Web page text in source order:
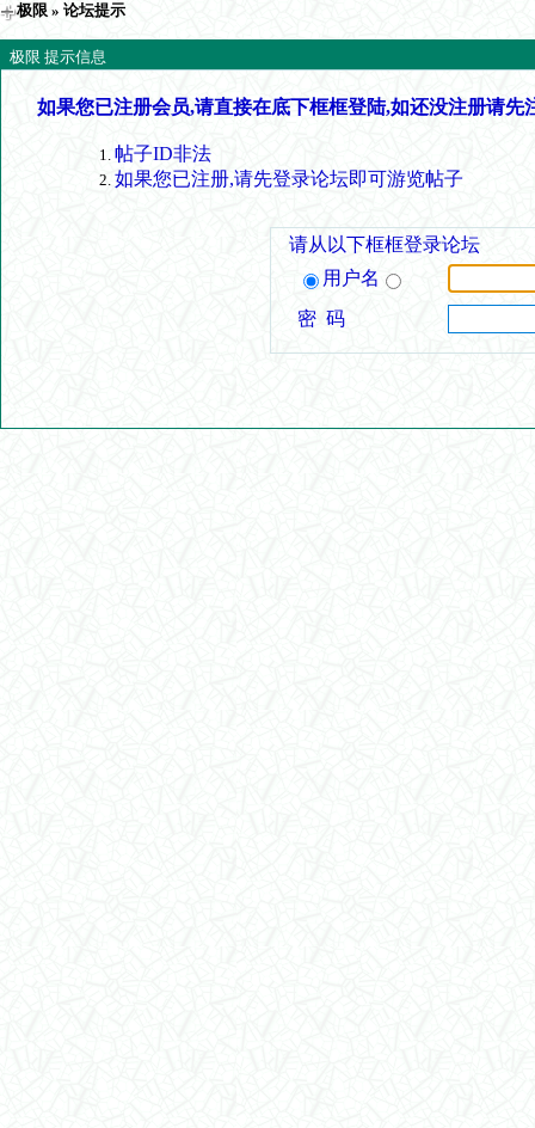
极限 » 论坛提示
极限 提示信息
如果您已注册会员,请直接在底下框框登陆,如还没注册请先
帖子ID非法
如果您已注册,请先登录论坛即可游览帖子
请从以下框框登录论坛
用户名
密 码